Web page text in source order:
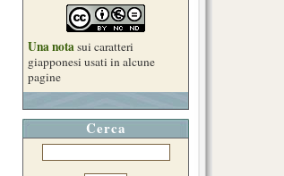
Una notasui caratteri
giapponesi usati in alcune
pagine
Cerca